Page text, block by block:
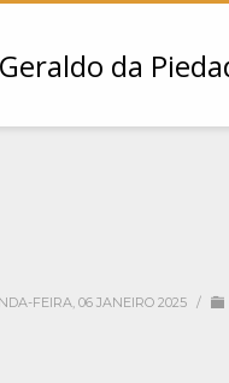
FEIRA, 06 JANEIRO 2025 /